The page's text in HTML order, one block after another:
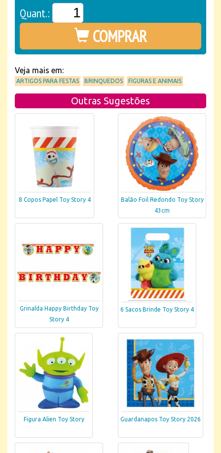
Quant.:
COMPRAR
Veja mais em:
ARTIGOS PARA FESTAS BRINQUEDOS FIGURAS E ANIMAIS
Outras Sugestões
8 Copos Papel Toy Story 4
Balão Foil Redondo Toy Story
43cm
Grinalda Happy Birthday Toy
Story 4
6 Sacos Brinde Toy Story 4
Figura Alien Toy Story Guardanapos Toy Story 2026